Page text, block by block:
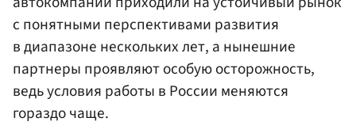
с понятными перспективами развития
в диапазоне нескольких лет, а нынешние
партнеры проявляют особую осторожность,
ведь условия работы в России меняются
гораздо чаще.